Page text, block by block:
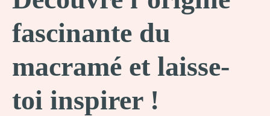
fascinante du
macramé et laisse-
toi inspirer !